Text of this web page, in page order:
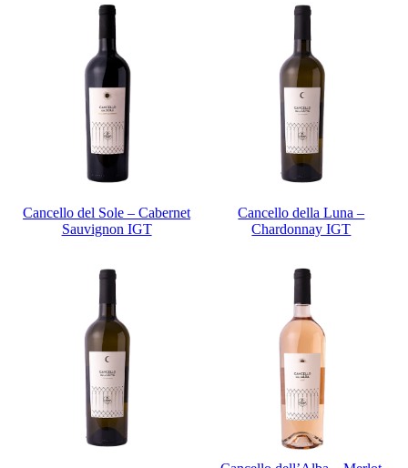
Cancello del Sole – Cabernet
Sauvignon IGT
Cancello della Luna –
Chardonnay IGT